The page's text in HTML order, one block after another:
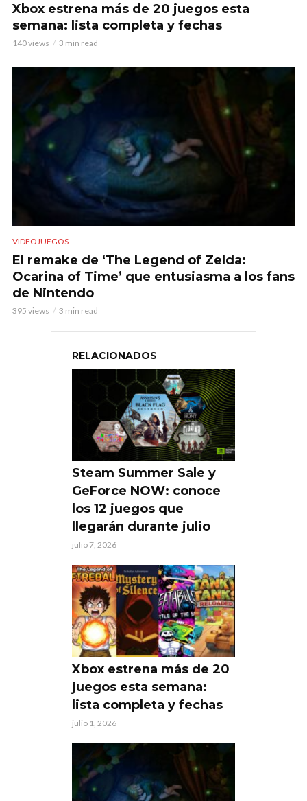
Xbox estrena más de 20 juegos esta
semana: lista completa y fechas
140 views 3 min read
VIDEOJUEGOS
El remake de ‘The Legend of Zelda:
Ocarina of Time’ que entusiasma a los fans
de Nintendo
395 views 3 min read
RELACIONADOS
Steam Summer Sale y
GeForce NOW: conoce
los 12 juegos que
llegarán durante julio
julio 7, 2026
Xbox estrena más de 20
juegos esta semana:
lista completa y fechas
julio 1, 2026